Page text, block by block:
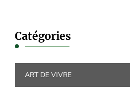
Catégories
ART DE VIVRE